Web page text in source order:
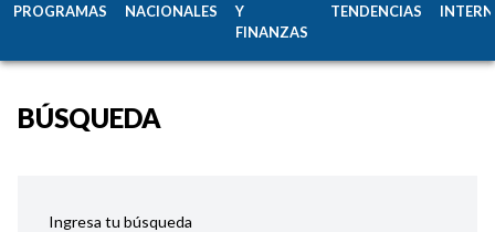
PROGRAMAS NACIONALES
Y
FINANZAS
TENDENCIAS
BÚSQUEDA
Ingresa tu búsqueda